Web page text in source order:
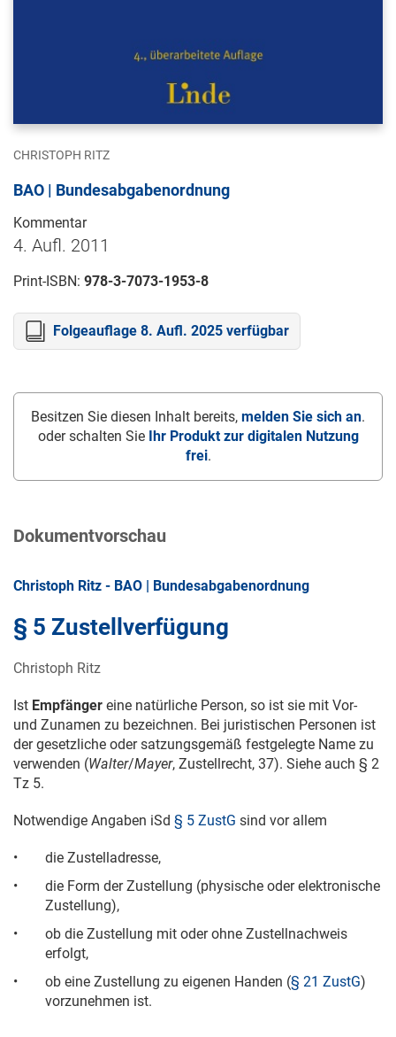
CHRISTOPH RITZ
BAO | Bundesabgabenordnung
Kommentar
4. Aufl. 2011
Print-ISBN: 978-3-7073-1953-8
Folgeauflage 8. Aufl. 2025 verfügbar
Besitzen Sie diesen Inhalt bereits, melden Sie sich an.
oder schalten Sie Ihr Produkt zur digitalen Nutzung
frei.
Dokumentvorschau
Christoph Ritz - BAO | Bundesabgabenordnung
§ 5 Zustellverfügung
Christoph Ritz
Ist Empfänger eine natürliche Person, so ist sie mit Vor-
und Zunamen zu bezeichnen. Bei juristischen Personen ist
der gesetzliche oder satzungsgemäß festgelegte Name zu
verwenden (Walter/Mayer, Zustellrecht, 37). Siehe auch § 2
Tz 5.
Notwendige Angaben iSd § 5 ZustG sind vor allem
•
die Zustelladresse,
•
die Form der Zustellung (physische oder elektronische
Zustellung),
•
ob die Zustellung mit oder ohne Zustellnachweis
erfolgt,
•
ob eine Zustellung zu eigenen Handen (§ 21 ZustG)
vorzunehmen ist.